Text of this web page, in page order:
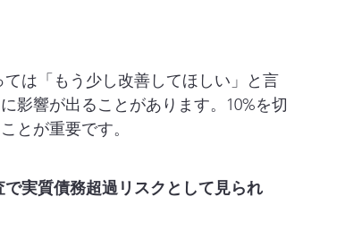
は「もう少し改善してほしい」と言
影響が出ることがあります。10%を切
とが重要です。
実質債務超過リスクとして見られ